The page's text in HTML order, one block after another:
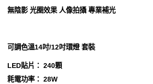
無陰影 光圈效果 人像拍攝 專業補光
可調色溫14吋/12吋環燈 套裝
LED貼片： 240顆
耗電功率： 28W